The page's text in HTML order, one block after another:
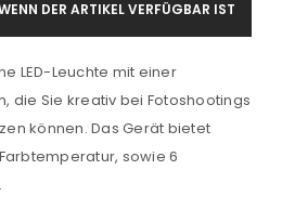
DER ARTIKEL VERFÜGBAR IST
LED-Leuchte mit einer
die Sie kreativ bei Fotoshootings
können. Das Gerät bietet
sowie 6